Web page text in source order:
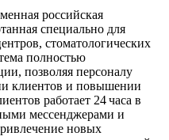
российская
специально для
стоматологических
полностью
позволяя персоналу
клиентов и повышении
работает 24 часа в
мессенджерами и
новых